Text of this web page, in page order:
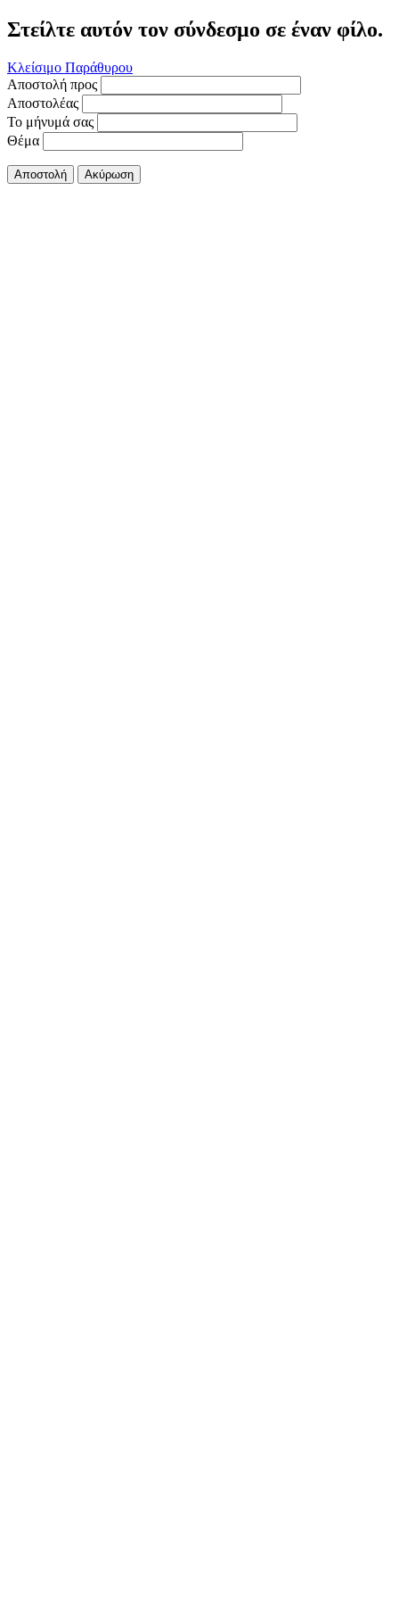
Στείλτε αυτόν τον σύνδεσμο σε έναν φίλο.
Κλείσιμο Παράθυρου
Αποστολή προς
Αποστολέας
Το μήνυμά σας
Θέμα
Αποστολή Ακύρωση